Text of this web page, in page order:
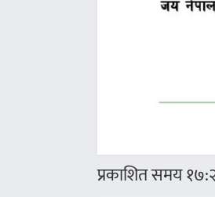
प्रकाशित समय